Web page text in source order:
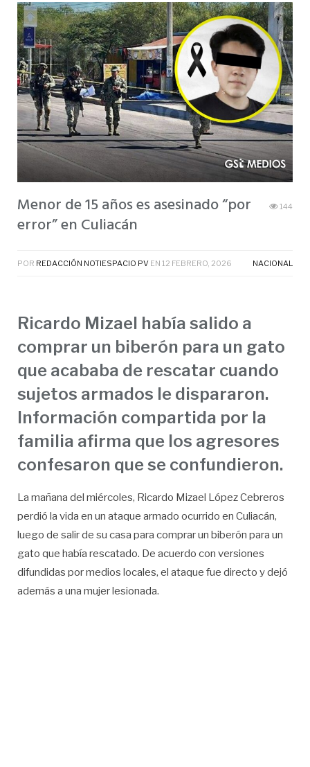
Menor de 15 años es asesinado “por
error” en Culiacán
144
POR REDACCIÓN NOTIESPACIO PV EN 12 FEBRERO, 2026 NACIONAL
Ricardo Mizael había salido a
comprar un biberón para un gato
que acababa de rescatar cuando
sujetos armados le dispararon.
Información compartida por la
familia afirma que los agresores
confesaron que se confundieron.
La mañana del miércoles, Ricardo Mizael López Cebreros
perdió la vida en un ataque armado ocurrido en Culiacán,
luego de salir de su casa para comprar un biberón para un
gato que había rescatado. De acuerdo con versiones
difundidas por medios locales, el ataque fue directo y dejó
además a una mujer lesionada.